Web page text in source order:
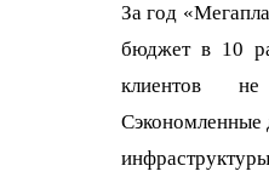
За год
бюджет в 10
клиентов
Сэкономленные